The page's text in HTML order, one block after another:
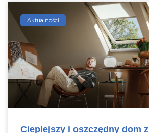
Aktualności
Cieplejszy i oszczędny dom z